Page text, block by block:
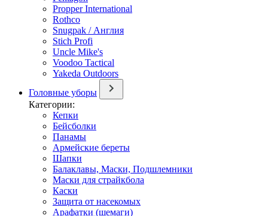
Propper International
Rothco
Snugpak / Англия
Stich Profi
Uncle Mike's
Voodoo Tactical
Yakeda Outdoors
Головные уборы
Категории:
Кепки
Бейсболки
Панамы
Армейские береты
Шапки
Балаклавы, Маски, Подшлемники
Маски для страйкбола
Каски
Защита от насекомых
Арафатки (шемаги)